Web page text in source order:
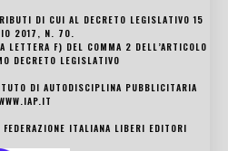
DI CUI AL DECRETO LEGISLATIVO 15
2017, N. 70.
LETTERA F) DEL COMMA 2 DELL’ARTICOLO
DECRETO LEGISLATIVO
DI AUTODISCIPLINA PUBBLICITARIA
ITALIANA LIBERI EDITORI